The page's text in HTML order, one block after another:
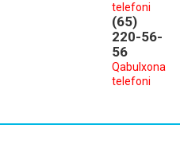
telefoni
(65)
220-56-
56
Qabulxona
telefoni